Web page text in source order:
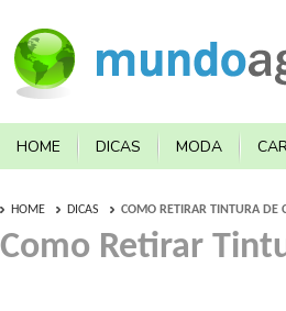
HOME DICAS MODA
HOME DICAS COMO RETIRAR TINTURA DE
Como Retirar